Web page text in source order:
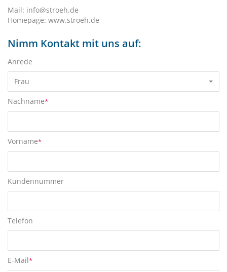
Mail: info@stroeh.de
Homepage: www.stroeh.de
Nimm Kontakt mit uns auf:
Anrede
Frau
Nachname*
Vorname*
Kundennummer
Telefon
E-Mail*